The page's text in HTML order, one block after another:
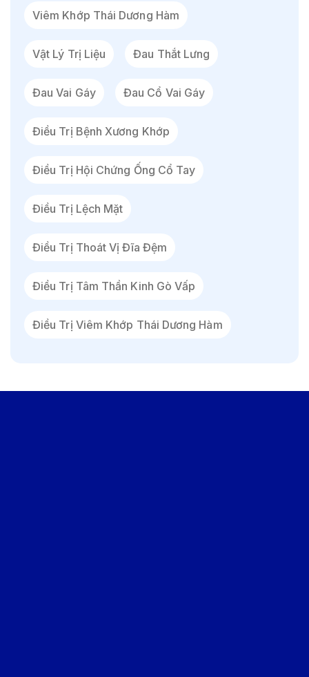
Viêm Khớp Thái Dương Hàm
Vật Lý Trị Liệu Đau Thắt Lưng
Đau Vai Gáy Đau Cổ Vai Gáy
Điều Trị Bệnh Xương Khớp
Điều Trị Hội Chứng Ống Cổ Tay
Điều Trị Lệch Mặt
Điều Trị Thoát Vị Đĩa Đệm
Điều Trị Tâm Thần Kinh Gò Vấp
Điều Trị Viêm Khớp Thái Dương Hàm